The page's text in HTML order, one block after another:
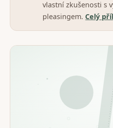
vlastní zkušenosti s
pleasingem.Celý